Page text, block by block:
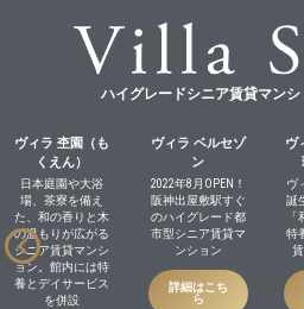
ハイグレードシニア賃貸マン
ヴィラ 杢園（も
くえん）
日本庭園や大浴
場、茶寮を備え
た、和の香りと木
の温もりが広がる
シニア賃貸マンシ
ョン。館内には特
養とデイサービス
を併設
ヴィラ ベルセゾ
ン
2022年8月OPEN！
阪神出屋敷駅すぐ
のハイグレード都
市型シニア賃貸マ
ンション
詳細はこち
ら
ヴ
ヴ
誕
特